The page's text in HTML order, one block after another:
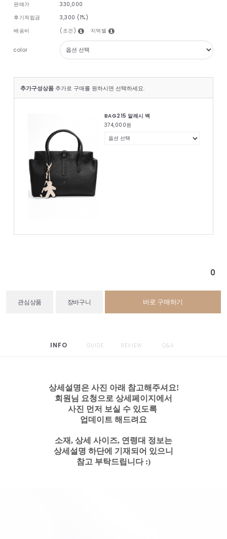
판매가
330,000
후기적립금
3,300 (1%)
배송비
(조건) 지역별
color
추가구성상품 추가로 구매를 원하시면 선택하세요.
BAG215 알레시 백
374,000원
0
관심상품 장바구니 바로 구매하기
INFO GUIDE REVIEW Q&A
상세설명은 사진 아래 참고해주셔요!
회원님 요청으로 상세페이지에서
사진 먼저 보실 수 있도록
업데이트 해드려요
소재, 상세 사이즈, 연령대 정보는
상세설명 하단에 기재되어 있으니
참고 부탁드립니다 :)